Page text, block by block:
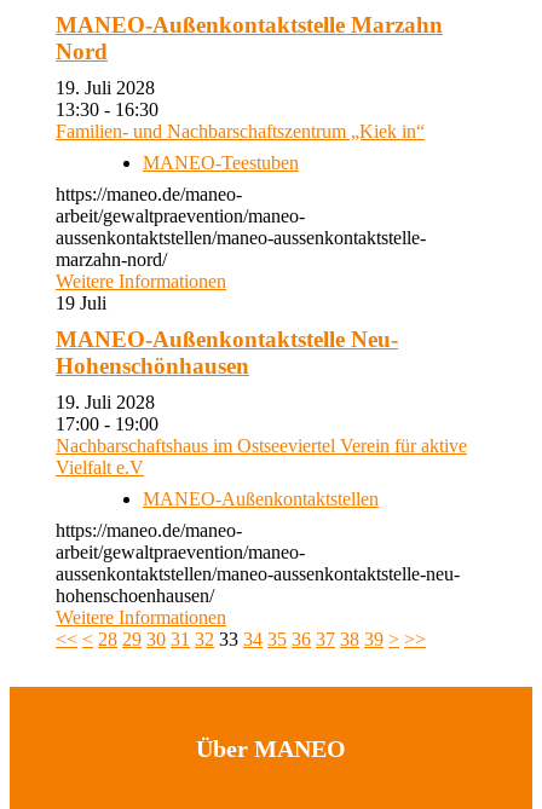
MANEO-Außenkontaktstelle Marzahn
Nord
19. Juli 2028
13:30 - 16:30
Familien- und Nachbarschaftszentrum „Kiek in“
MANEO-Teestuben
https://maneo.de/maneo-
arbeit/gewaltpraevention/maneo-
aussenkontaktstellen/maneo-aussenkontaktstelle-
marzahn-nord/
Weitere Informationen
19 Juli
MANEO-Außenkontaktstelle Neu-
Hohenschönhausen
19. Juli 2028
17:00 - 19:00
Nachbarschaftshaus im Ostseeviertel Verein für aktive
Vielfalt e.V
MANEO-Außenkontaktstellen
https://maneo.de/maneo-
arbeit/gewaltpraevention/maneo-
aussenkontaktstellen/maneo-aussenkontaktstelle-neu-
hohenschoenhausen/
Weitere Informationen
<< < 28 29 30 31 32 33 34 35 36 37 38 39 > >>
Über MANEO